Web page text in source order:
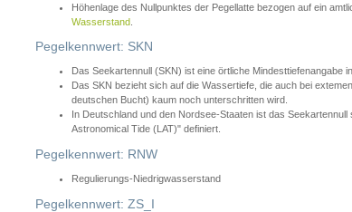
Höhenlage des Nullpunktes der Pegellatte bezogen auf ein
Wasserstand
Pegelkennwert: SKN
Das Seekartennull (SKN) ist eine örtliche Mindesttiefenangabe
Das SKN bezieht sich auf die Wassertiefe, die auch bei
deutschen Bucht) kaum noch unterschritten wird.
In Deutschland und den Nordsee-Staaten ist das
Astronomical Tide (LAT)" definiert.
Pegelkennwert: RNW
Regulierungs-Niedrigwasserstand
Pegelkennwert: ZS_I